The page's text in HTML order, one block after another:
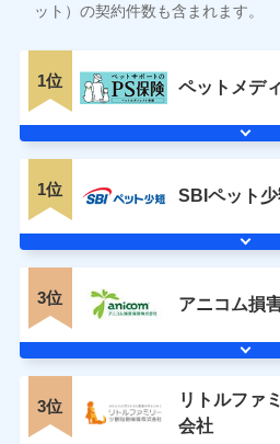
ット）の契約件数も含まれます。
1位 ペットメデ
1位 SBIペット
3位 アニコム損
3位
リトルファ
会社